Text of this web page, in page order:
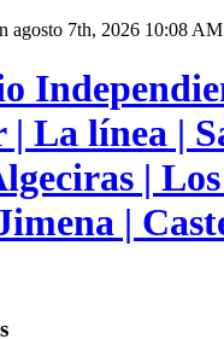
agosto 7th, 2026 10:08 AM